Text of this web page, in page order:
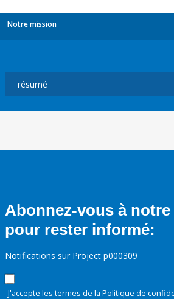
Notre mission
Abonnez-vous à
pour rester informé:
Notifications sur Project p000309
J'accepte les termes de la Politique de